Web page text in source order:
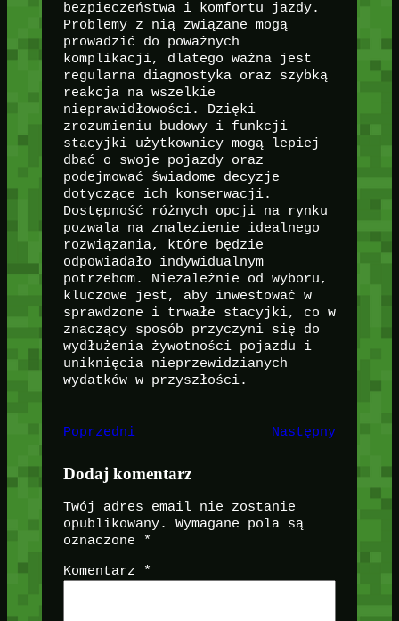
bezpieczeństwa i komfortu jazdy.
Problemy z nią związane mogą
prowadzić do poważnych
komplikacji, dlatego ważna jest
regularna diagnostyka oraz szybką
reakcja na wszelkie
nieprawidłowości. Dzięki
zrozumieniu budowy i funkcji
stacyjki użytkownicy mogą lepiej
dbać o swoje pojazdy oraz
podejmować świadome decyzje
dotyczące ich konserwacji.
Dostępność różnych opcji na rynku
pozwala na znalezienie idealnego
rozwiązania, które będzie
odpowiadało indywidualnym
potrzebom. Niezależnie od wyboru,
kluczowe jest, aby inwestować w
sprawdzone i trwałe stacyjki, co w
znaczący sposób przyczyni się do
wydłużenia żywotności pojazdu i
uniknięcia nieprzewidzianych
wydatków w przyszłości.
Poprzedni Następny
Dodaj komentarz
Twój adres email nie zostanie
opublikowany.
Wymagane pola są
oznaczone
*
Komentarz *